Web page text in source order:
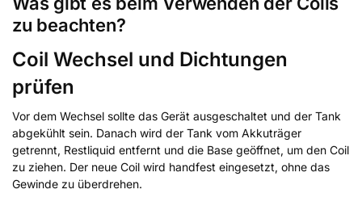
zu beachten?
Coil Wechsel und Dichtungen
prüfen
Vor dem Wechsel sollte das Gerät ausgeschaltet und der Tank
abgekühlt sein. Danach wird der Tank vom Akkuträger
getrennt, Restliquid entfernt und die Base geöffnet, um den Coil
zu ziehen. Der neue Coil wird handfest eingesetzt, ohne das
Gewinde zu überdrehen.